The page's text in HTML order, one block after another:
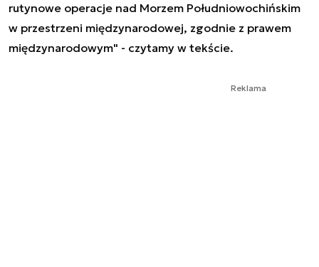
rutynowe operacje nad Morzem Południowochińskim
w przestrzeni międzynarodowej, zgodnie z prawem
międzynarodowym" - czytamy w tekście.
Reklama